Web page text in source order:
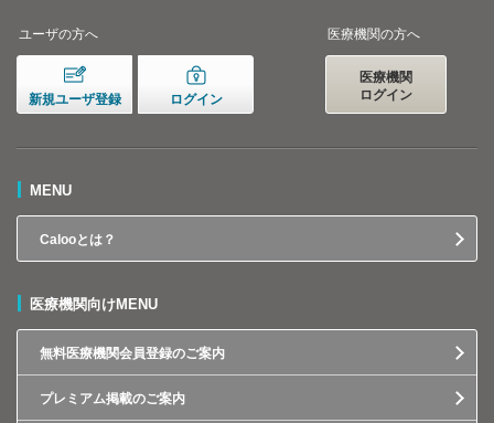
ユーザの方へ
新規ユーザ登録 ログイン
医療機関の方へ
医療機関
ログイン
MENU
Calooとは？
医療機関向けMENU
無料医療機関会員登録のご案内
プレミアム掲載のご案内